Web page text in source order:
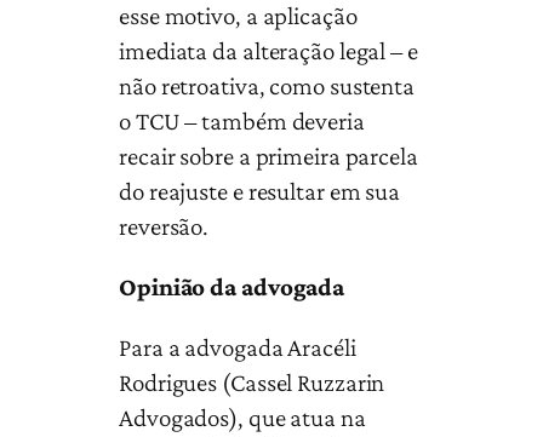
esse motivo, a aplicação
imediata da alteração legal – e
não retroativa, como sustenta
o TCU – também deveria
recair sobre a primeira parcela
do reajuste e resultar em sua
reversão.
Opinião da advogada
Para a advogada Aracéli
Rodrigues (Cassel Ruzzarin
Advogados), que atua na